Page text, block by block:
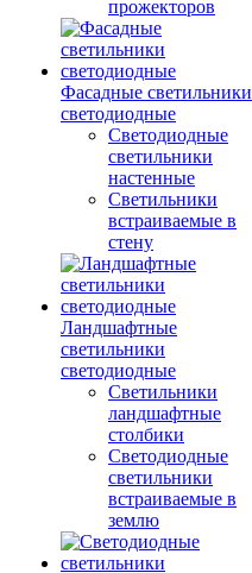
прожекторов
Фасадные светильники
светодиодные
Светодиодные
светильники
настенные
Светильники
встраиваемые в
стену
Ландшафтные
светильники
светодиодные
Светильники
ландшафтные
столбики
Светодиодные
светильники
встраиваемые в
землю